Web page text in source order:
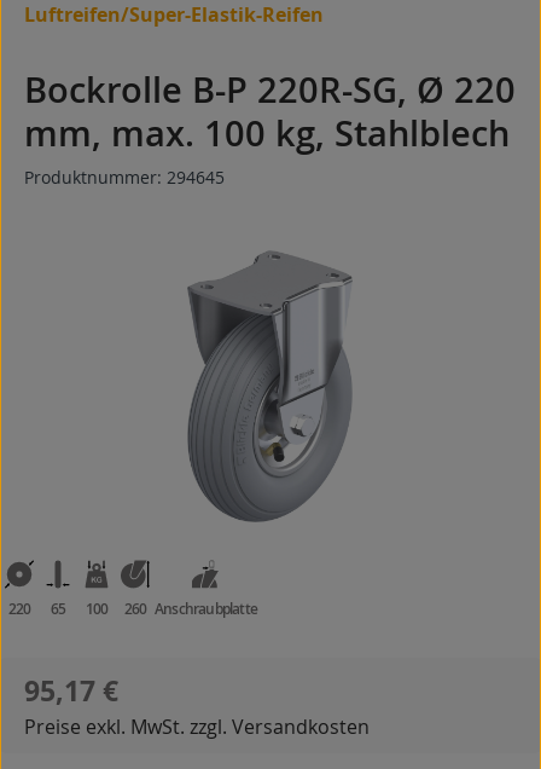
Luftreifen/Super-Elastik-Reifen
Bockrolle B-P 220R-SG, Ø 220
mm, max. 100 kg, Stahlblech
Produktnummer: 294645
Bildergalerie überspringen
220 65 100 260 Anschraubplatte
Regulärer Preis:
95,17 €
Preise exkl. MwSt. zzgl. Versandkosten